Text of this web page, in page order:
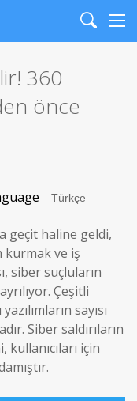
Search
360
önce
geçit haline geldi,
kurmak ve iş
siber suçluların
Çeşitli
sayısı
Siber saldırıların
için